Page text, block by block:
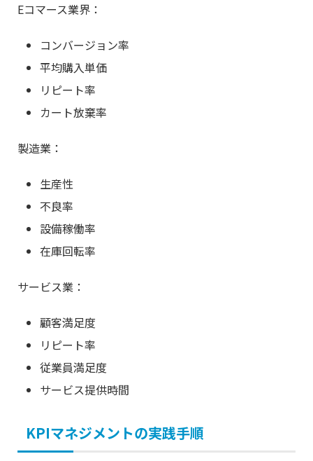
Eコマース業界：
コンバージョン率
平均購入単価
リピート率
カート放棄率
製造業：
生産性
不良率
設備稼働率
在庫回転率
サービス業：
顧客満足度
リピート率
従業員満足度
サービス提供時間
KPIマネジメントの実践手順